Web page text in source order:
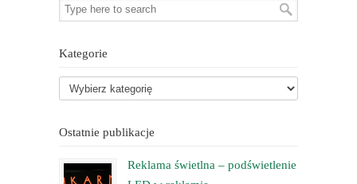
Kategorie
Ostatnie publikacje
Reklama świetlna – podświetlenie